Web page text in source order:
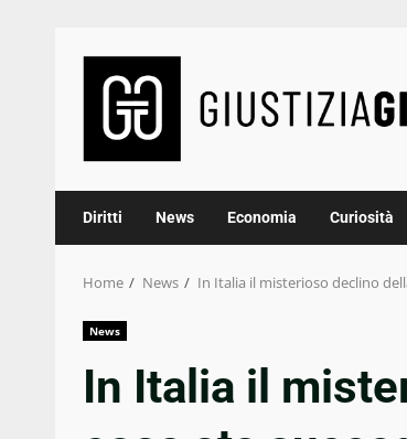
content
Diritti News Economia Curiosità
Home News In Italia il misterioso declino
News
In Italia il